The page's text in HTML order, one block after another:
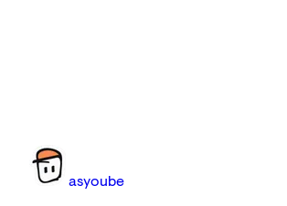
asyoube